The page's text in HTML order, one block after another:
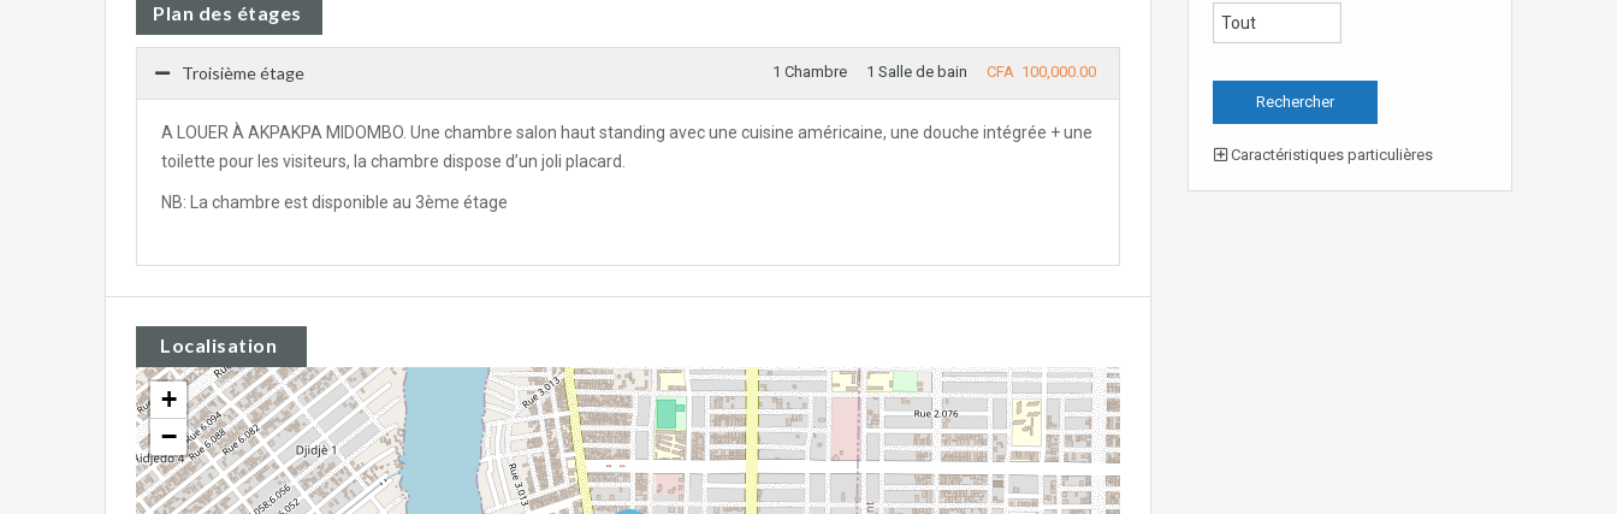
Plan des étages
Troisième étage 1 Chambre 1 Salle de bain CFA 100,000.00
A LOUER À AKPAKPA MIDOMBO. Une chambre salon haut standing avec une cuisine américaine, une douche intégrée + une
toilette pour les visiteurs, la chambre dispose d’un joli placard.
NB: La chambre est disponible au 3ème étage
Localisation
+
−
Caractéristiques particulières